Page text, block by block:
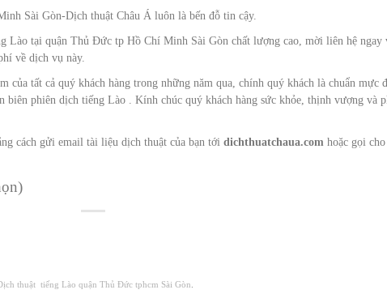
Sài Gòn-Dịch thuật Châu Á luôn là bến đỗ tin cậy.
Lào tại quận Thủ Đức tp Hồ Chí Minh Sài Gòn chất lượng cao, mời liên hệ ngay
về dịch vụ này.
của tất cả quý khách hàng trong những năm qua, chính quý khách là chuẩn mực
biên phiên dịch tiếng Lào . Kính chúc quý khách hàng sức khỏe, thịnh vượng và
cách gửi email tài liệu dịch thuật của bạn tới dichthuatchaua.com hoặc gọi cho
thuật tiếng Lào quận Thủ Đức tphcm Sài Gòn